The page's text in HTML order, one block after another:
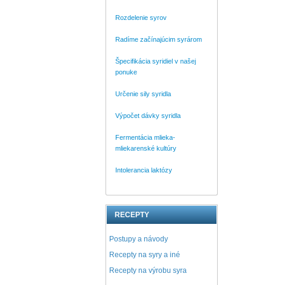
Rozdelenie syrov
Radíme začínajúcim syrárom
Špecifikácia syridiel v našej
ponuke
Určenie sily syridla
Výpočet dávky syridla
Fermentácia mlieka-
mliekarenské kultúry
Intolerancia laktózy
RECEPTY
Postupy a návody
Recepty na syry a iné
Recepty na výrobu syra